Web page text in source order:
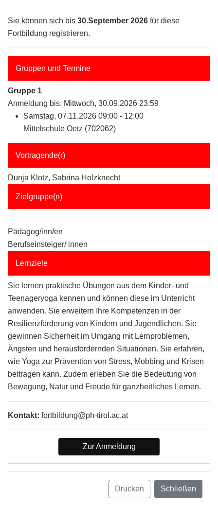
Sie können sich bis 30.September 2026 für diese
Fortbildung registrieren.
Gruppen und Termine
Gruppe 1
Anmeldung bis: Mittwoch, 30.09.2026 23:59
Samstag, 07.11.2026 09:00 - 12:00
Mittelschule Oetz (702062)
Vortragende(r)
Dunja Klotz, Sabrina Holzknecht
Zielgruppe(n)
Pädagog/inn/en
Berufseinsteiger/ innen
Lernziele
Sie lernen praktische Übungen aus dem Kinder- und
Teenageryoga kennen und können diese im Unterricht
anwenden. Sie erweitern Ihre Kompetenzen in der
Resilienzförderung von Kindern und Jugendlichen. Sie
gewinnen Sicherheit im Umgang mit Lernproblemen,
Ängsten und herausfordernden Situationen. Sie erfahren,
wie Yoga zur Prävention von Stress, Mobbing und Krisen
beitragen kann. Zudem erleben Sie die Bedeutung von
Bewegung, Natur und Freude für ganzheitliches Lernen.
Kontakt: fortbildung@ph-tirol.ac.at
Zur Anmeldung
Drucken Schließen